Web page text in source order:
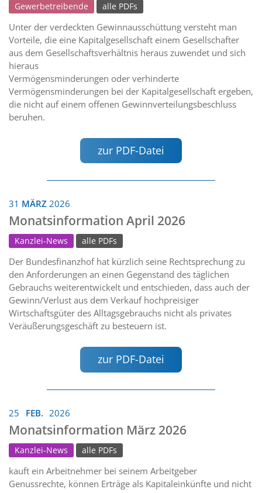
Gewerbetreibende alle PDFs
Unter der verdeckten Gewinnausschüttung versteht man
Vorteile, die eine Kapitalgesellschaft einem Gesellschafter
aus dem Gesellschaftsverhältnis heraus zuwendet und sich
hieraus
Vermögensminderungen oder verhinderte
Vermögensminderungen bei der Kapitalgesellschaft ergeben,
die nicht auf einem offenen Gewinnverteilungsbeschluss
beruhen.
zur PDF-Datei
31 MÄRZ 2026
Monatsinformation April 2026
Kanzlei-News alle PDFs
Der Bundesfinanzhof hat kürzlich seine Rechtsprechung zu
den Anforderungen an einen Gegenstand des täglichen
Gebrauchs weiterentwickelt und entschieden, dass auch der
Gewinn/Verlust aus dem Verkauf hochpreisiger
Wirtschaftsgüter des Alltagsgebrauchs nicht als privates
Veräußerungsgeschäft zu besteuern ist.
zur PDF-Datei
25 FEB. 2026
Monatsinformation März 2026
Kanzlei-News alle PDFs
kauft ein Arbeitnehmer bei seinem Arbeitgeber
Genussrechte, können Erträge als Kapitaleinkünfte und nicht